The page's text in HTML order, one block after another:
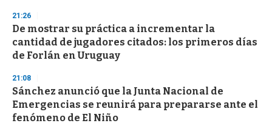
21:26
De mostrar su práctica a incrementar la
cantidad de jugadores citados: los primeros días
de Forlán en Uruguay
21:08
Sánchez anunció que la Junta Nacional de
Emergencias se reunirá para prepararse ante el
fenómeno de El Niño